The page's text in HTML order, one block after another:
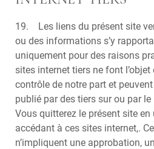
19. Les liens du présent site
ou des informations s’y
uniquement pour des raisons
sites internet tiers ne font l’objet
contrôle de notre part et
publié par des tiers sur ou par
Vous quitterez le présent site
accédant à ces sites internet,.
n’impliquent une approbation,